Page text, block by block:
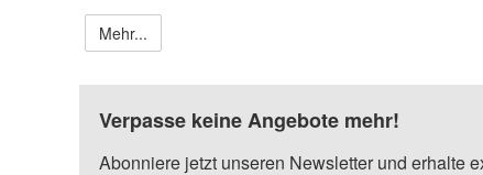
Mehr...
Verpasse keine Angebote mehr!
Abonniere jetzt unseren Newsletter und erhalte